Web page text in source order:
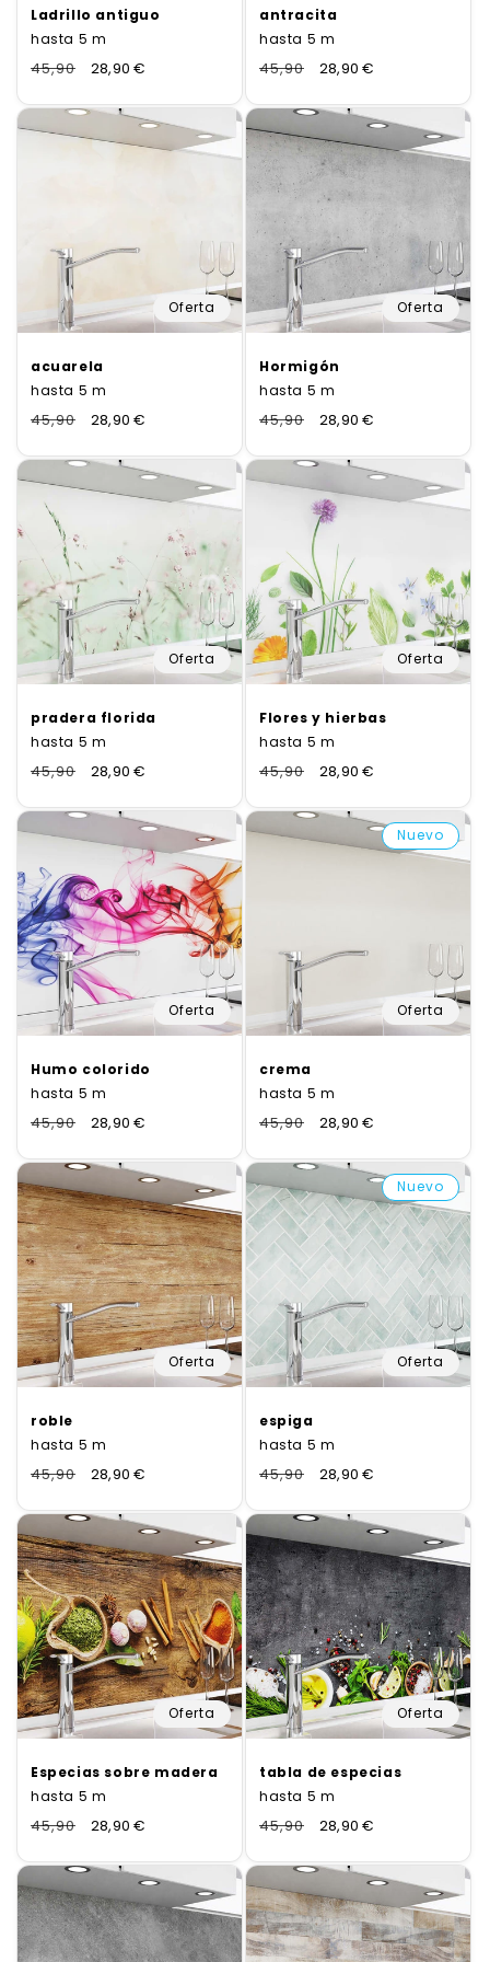
Ladrillo antiguo
hasta 5 m
Normaler
45,90 Verkaufspreis
28,90 €
antracita
hasta 5 m
Normaler
45,90 Verkaufspreis
28,90 €
Oferta
acuarela
hasta 5 m
Normaler
45,90 Verkaufspreis
28,90 €
Oferta
Hormigón
hasta 5 m
Normaler
45,90 Verkaufspreis
28,90 €
Oferta
pradera florida
hasta 5 m
Normaler
45,90 Verkaufspreis
28,90 €
Oferta
Flores y hierbas
hasta 5 m
Normaler
45,90 Verkaufspreis
28,90 €
Oferta
Humo colorido
hasta 5 m
Normaler
45,90 Verkaufspreis
28,90 €
Nuevo
Oferta
crema
hasta 5 m
Normaler
45,90 Verkaufspreis
28,90 €
Oferta
roble
hasta 5 m
Normaler
45,90 Verkaufspreis
28,90 €
Nuevo
Oferta
espiga
hasta 5 m
Normaler
45,90 Verkaufspreis
28,90 €
Oferta
Especias sobre madera
hasta 5 m
Normaler
45,90 Verkaufspreis
28,90 €
Oferta
tabla de especias
hasta 5 m
Normaler
45,90 Verkaufspreis
28,90 €